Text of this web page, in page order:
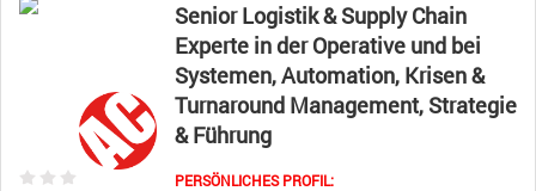
Senior Logistik & Supply Chain
Experte in der Operative und bei
Systemen, Automation, Krisen &
Turnaround Management, Strategie
& Führung
PERSÖNLICHES PROFIL: